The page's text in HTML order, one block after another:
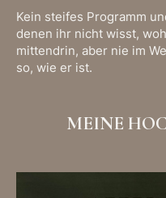
Kein steifes Programm
denen ihr nicht wisst,
mittendrin, aber nie im
so, wie er ist.
MEINE